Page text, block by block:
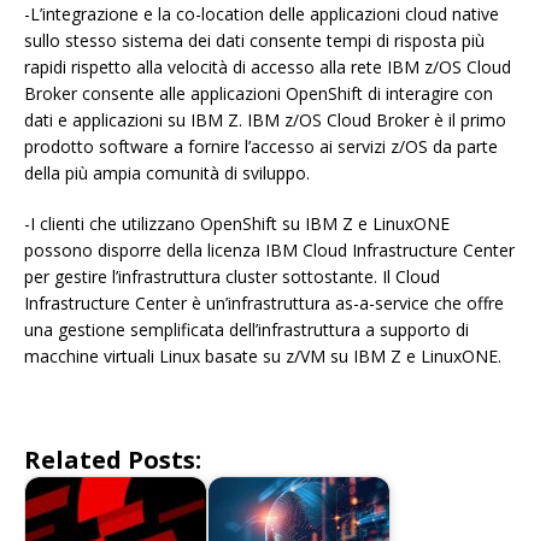
-L’integrazione e la co-location delle applicazioni cloud native
sullo stesso sistema dei dati consente tempi di risposta più
rapidi rispetto alla velocità di accesso alla rete IBM z/OS Cloud
Broker consente alle applicazioni OpenShift di interagire con
dati e applicazioni su IBM Z. IBM z/OS Cloud Broker è il primo
prodotto software a fornire l’accesso ai servizi z/OS da parte
della più ampia comunità di sviluppo.
-I clienti che utilizzano OpenShift su IBM Z e LinuxONE
possono disporre della licenza IBM Cloud Infrastructure Center
per gestire l’infrastruttura cluster sottostante. Il Cloud
Infrastructure Center è un’infrastruttura as-a-service che offre
una gestione semplificata dell’infrastruttura a supporto di
macchine virtuali Linux basate su z/VM su IBM Z e LinuxONE.
Related Posts: